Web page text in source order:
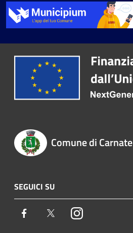
Comune di Carnate
SEGUICI SU
Facebook TwitterInstagram